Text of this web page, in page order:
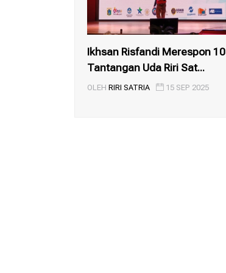
Ikhsan Risfandi Merespon 10
Tantangan Uda Riri Sat...
OLEH RIRI SATRIA 15 SEP 2025